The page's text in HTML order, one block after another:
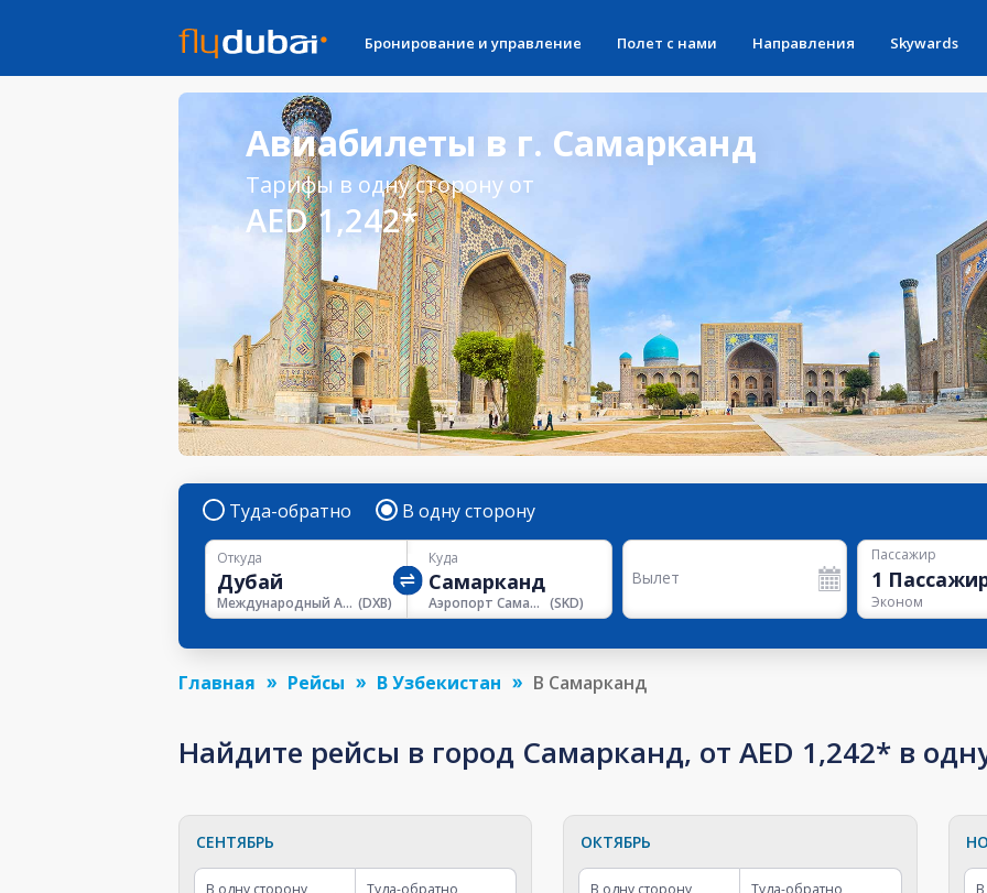
Бронирование и управление Полет с нами Направления Skywards
Авиабилеты в г. Самарканд
Тарифы в одну сторону от
AED 1,242*
Туда-обратно В одну сторону
Откуда
Международный Аэропорт Дубая (DXB)
Куда
Аэропорт Самарканд (SKD)
Вылет
Пассажир
1
Эконом
Главная Рейсы В Узбекистан В Самарканд
Найдите рейсы в город Самарканд, от AED 1,242* в
СЕНТЯБРЬ
В одну сторону Туда-обратно
ОКТЯБРЬ
В одну сторону Туда-обратно